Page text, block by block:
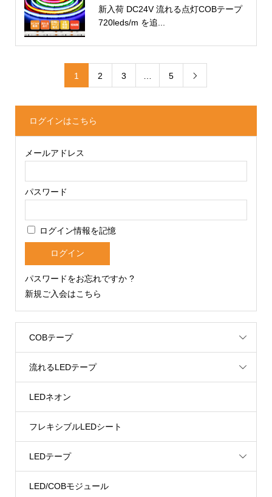
新入荷 DC24V 流れる点灯COBテープ
720leds/m を追...
1 2 3 5 
ログインはこちら
メールアドレス
パスワード
ログイン情報を記憶
パスワードをお忘れですか ?
新規ご入会はこちら
COBテープ
流れるLEDテープ
LEDネオン
フレキシブルLEDシート
LEDテープ
LED/COBモジュール